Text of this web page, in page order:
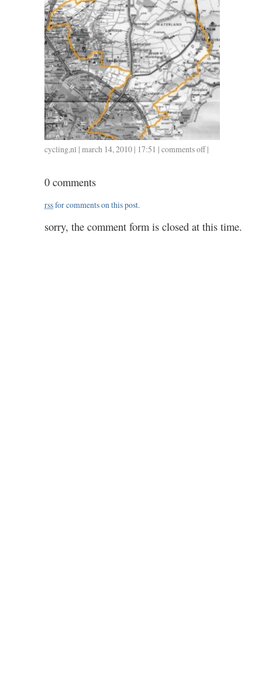
cycling,nl | march 14, 2010 | 17:51 | comments offon
|
0 comments
rssfor comments on this post.
sorry, the comment form is closed at this time.